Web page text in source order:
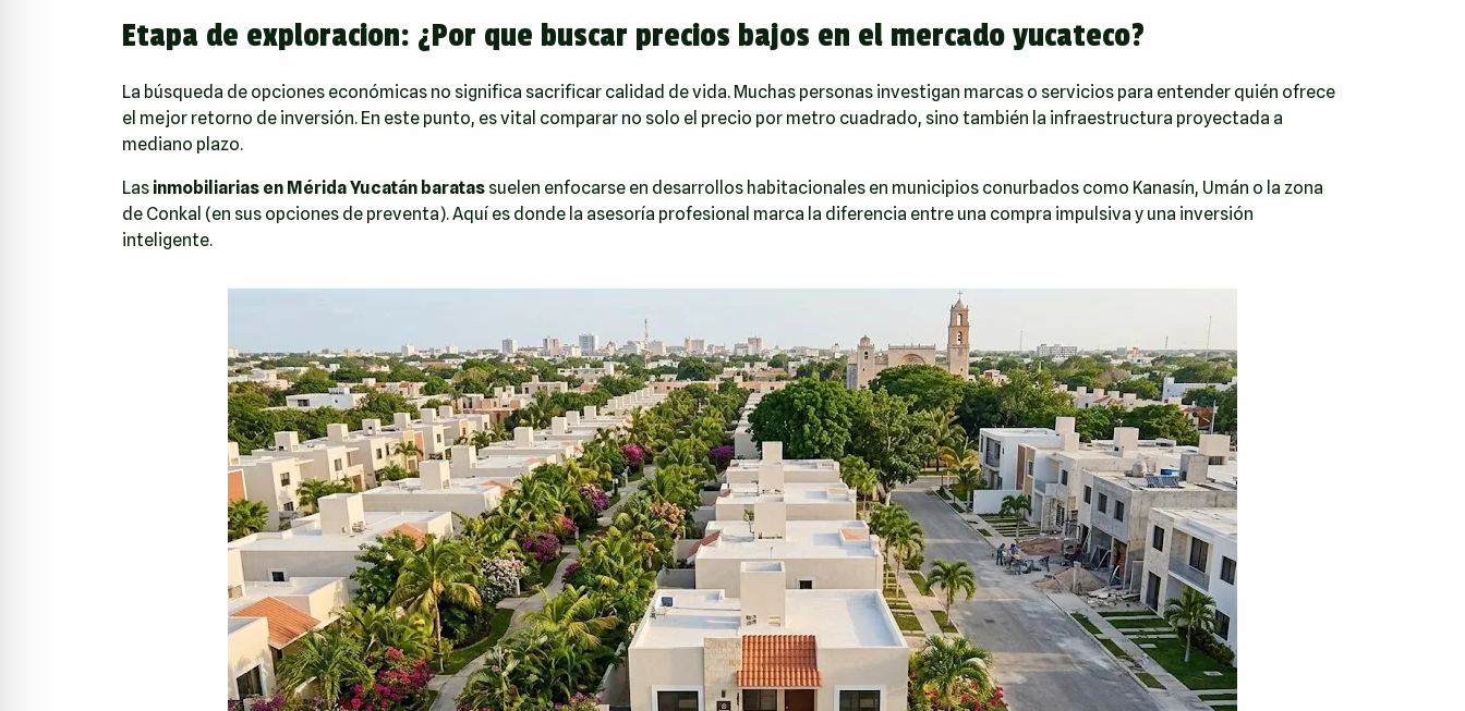
Etapa de exploracion: ¿Por que buscar precios bajos en el mercado yucateco?
La búsqueda de opciones económicas no significa sacrificar calidad de vida. Muchas personas investigan marcas o servicios para entender quién ofrece
el mejor retorno de inversión. En este punto, es vital comparar no solo el precio por metro cuadrado, sino también la infraestructura proyectada a
mediano plazo.
Las inmobiliarias en Mérida Yucatán baratas suelen enfocarse en desarrollos habitacionales en municipios conurbados como Kanasín, Umán o la zona
de Conkal (en sus opciones de preventa). Aquí es donde la asesoría profesional marca la diferencia entre una compra impulsiva y una inversión
inteligente.